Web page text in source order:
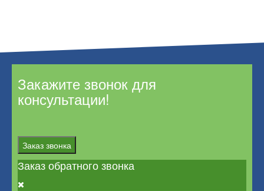
Закажите звонок для
консультации!
Заказ звонка
Заказ обратного звонка